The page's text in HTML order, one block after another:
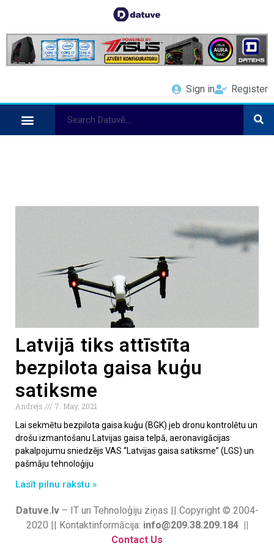
Sign in Register
Latvijā tiks attīstīta
bezpilota gaisa kuģu
satiksme
Andrejs
7. May, 2021
Lai sekmētu bezpilota gaisa kuģu (BGK) jeb dronu kontrolētu un
drošu izmantošanu Latvijas gaisa telpā, aeronavigācijas
pakalpojumu sniedzējs VAS “Latvijas gaisa satiksme” (LGS) un
pašmāju tehnoloģiju
Lasīt pilnu rakstu »
Datuve.lv– IT un Tehnoloģiju ziņas || Copyright © 2004-
2020 || Kontaktinformācija: info@209.38.209.184 ||
Contact Us